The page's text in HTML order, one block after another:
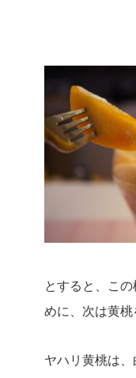
とすると、こ
めに、次は黄桃
ヤハリ黄桃は